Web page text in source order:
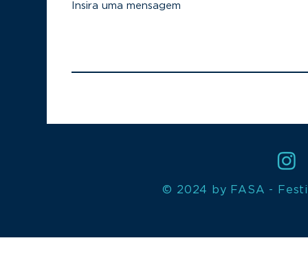
Insira uma mensagem
© 2024 by FASA -